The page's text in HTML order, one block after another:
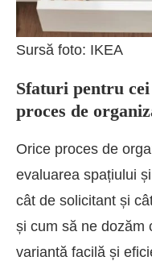
Sursă foto: IKEA
Sfaturi pentru
proces de
Orice proces de
evaluarea spațiului
cât de solicitant și
și cum să ne dozăm
variantă facilă și